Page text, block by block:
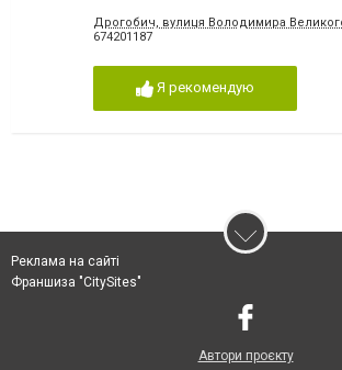
Дрогобич, вулиця Володимира
674201187
Я рекомендую
Реклама на сайті
Франшиза "CitySites"
Автори проєкту